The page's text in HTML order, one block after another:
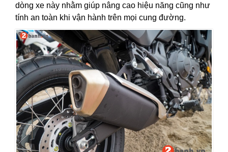
dòng xe này nhằm giúp nâng cao hiệu năng cũng như
tính an toàn khi vận hành trên mọi cung đường.